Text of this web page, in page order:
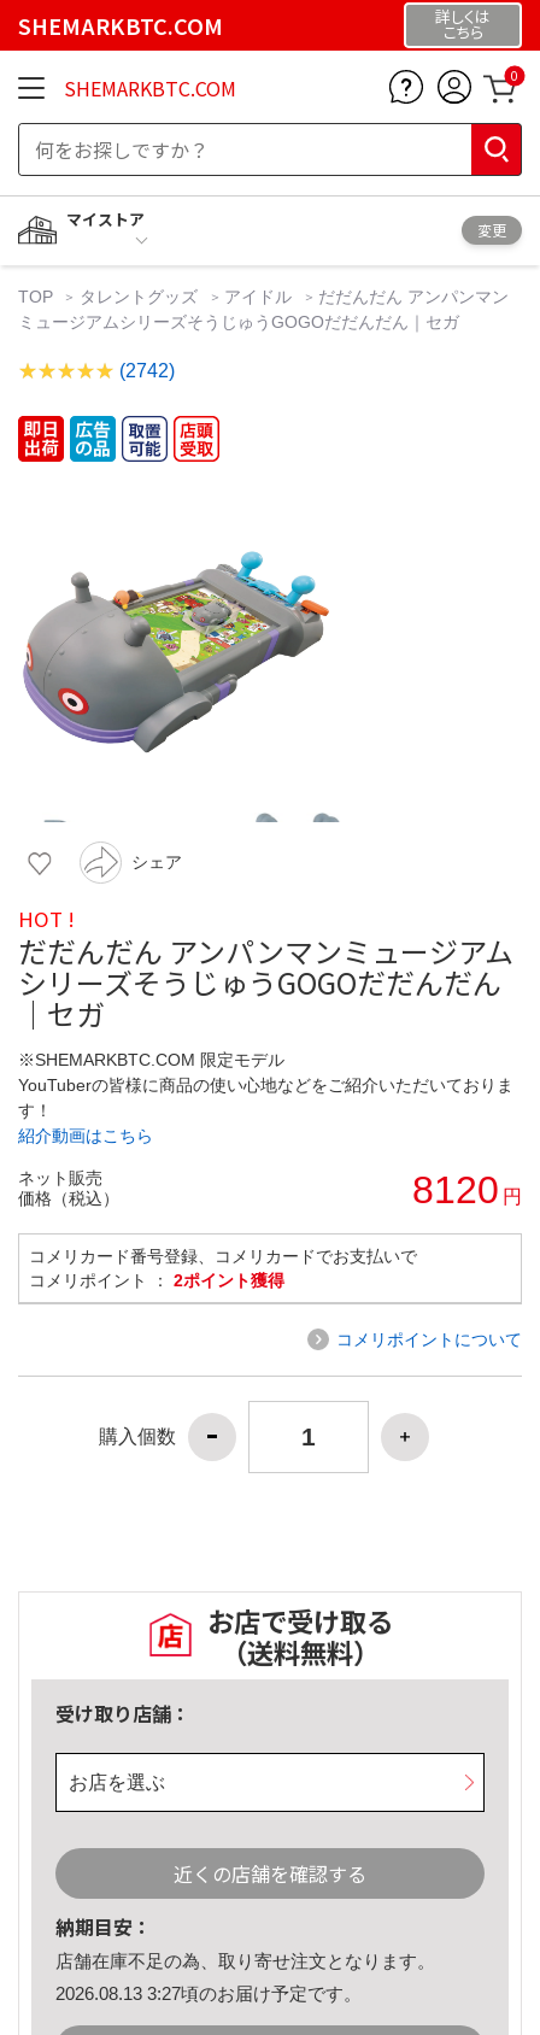
SHEMARKBTC.COM 詳しくは
こちら
SHEMARKBTC.COM 0
マイストア
変更
TOP タレントグッズ アイドル
だだんだん アンパンマン
ミュージアムシリーズそうじゅうGOGOだだんだん｜セガ
(2742)
シェア
HOT !
だだんだん アンパンマンミュージアム
シリーズそうじゅうGOGOだだんだん
｜セガ
※SHEMARKBTC.COM 限定モデル
YouTuberの皆様に商品の使い心地などをご紹介いただいておりま
す！
紹介動画はこちら
ネット販売
価格（税込）
8120 円
コメリカード番号登録、コメリカードでお支払いで
コメリポイント ： 2ポイント獲得
コメリポイントについて
購入個数
お店で受け取る
（送料無料）
受け取り店舗：
お店を選ぶ
近くの店舗を確認する
納期目安：
店舗在庫不足の為、取り寄せ注文となります。
2026.08.13 3:27頃のお届け予定です。